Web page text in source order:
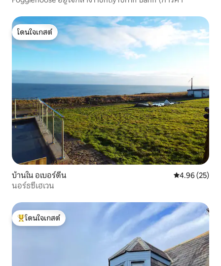
โดนใจเกสต์
โดนใจเกสต์
บ้านใน อเบอร์ดีน คะแนนเฉลี่ย
4.96 (25)
นอร์ธซีเฮเวน
โดนใจเกสต์ที่สุด
โดนใจเกสต์